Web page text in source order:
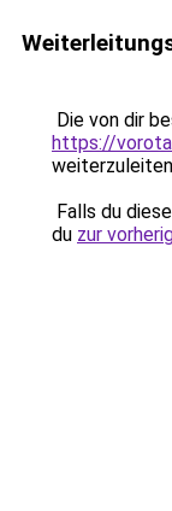
Die von dir
https://
Falls du
du zur